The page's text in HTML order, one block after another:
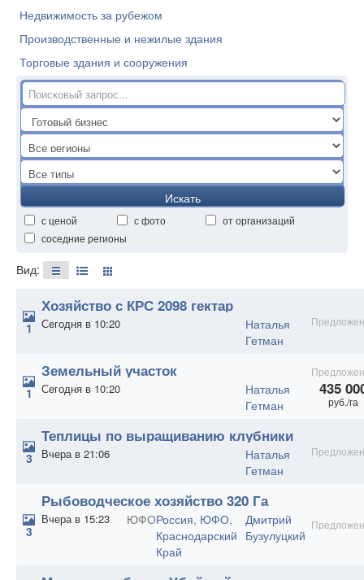
Недвижимость за рубежом
Производственные и нежилые здания
Торговые здания и сооружения
Искать
с ценой с фото
от организаций
соседние регионы
Вид:
1
Хозяйство с КРС 2098 гектар
Сегодня в 10:20
Наталья
Гетман
1
Земельный участок
сельхозназначения 3000 Га 435
руб./га
Сегодня в 10:20
Наталья
Гетман
3
Теплицы по выращиванию клубники
Вчера в 21:06
Наталья
Гетман
3
Рыбоводческое хозяйство 320 Га
Вчера в 15:23 ЮФОРоссия, ЮФО,
Краснодарский
Край
Дмитрий
Бузулуцкий